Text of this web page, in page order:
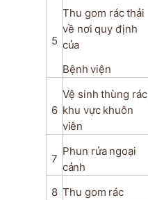
5
Thu gom rácthải
về nơi quy định
của
Bệnh viện
6
Vệ sinh thùng rác
khu vực khuôn
viên
7
Phun rửa ngoại
cảnh
8 Thu gom rác